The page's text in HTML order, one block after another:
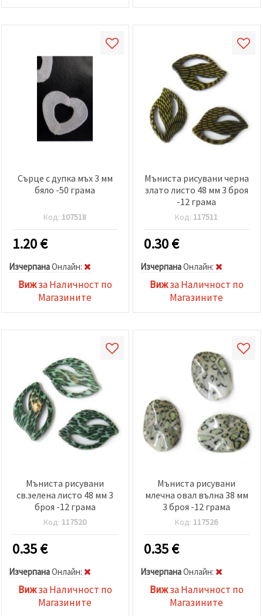
Сърце с дупка мъх 3 мм
бяло -50 грама
Код: 107518
1.20€
ИзчерпанаOнлайн:
Вижза Наличност по
Магазините
Мъниста рисувани черна
злато листо 48 мм 3 броя
-12 грама
Код: 117511
0.30€
ИзчерпанаOнлайн:
Вижза Наличност по
Магазините
Мъниста рисувани
св.зелена листо 48 мм 3
броя -12 грама
Код: 117520
0.35€
ИзчерпанаOнлайн:
Вижза Наличност по
Магазините
Мъниста рисувани
млечна овал вълна 38 мм
3 броя -12 грама
Код: 117526
0.35€
ИзчерпанаOнлайн:
Вижза Наличност по
Магазините